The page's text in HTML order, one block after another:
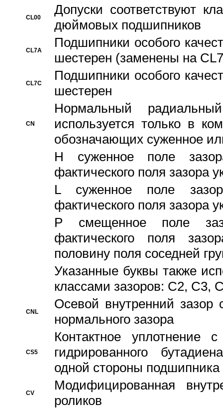
CL00
Допуски соответствуют
дюймовых подшипников
CL7A
Подшипники особого
шестерен (заменены на
CL7C
Подшипники особого
шестерен
CN
Hормальный
используется только в
обозначающих суженное
H суженное поле
фактического поля зазора
L суженное поле
фактического поля зазора
P смещенное поле
фактического поля
половину поля соседней
Указанные буквы также
классами зазоров: С2,
CNL
Осевой внутренний зазор
нормального зазора
CS5
Контактное уплотнение
гидрированного
одной стороны подшипника
CV
Модифицированная
роликов